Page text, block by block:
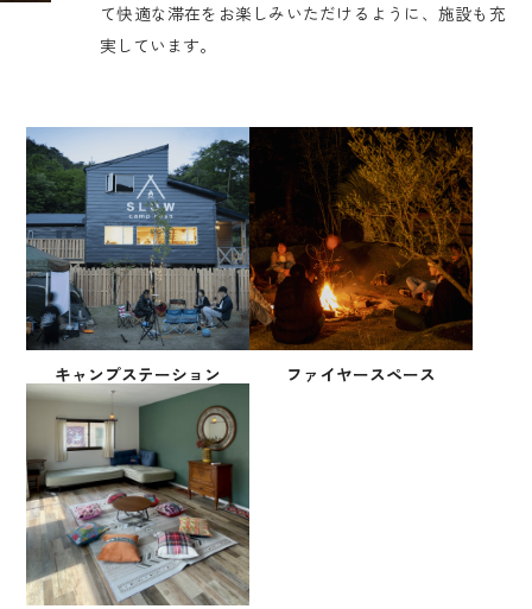
て快適な滞在をお楽しみいただけるように、施設も充
実しています。
キャンプステーション ファイヤースペース